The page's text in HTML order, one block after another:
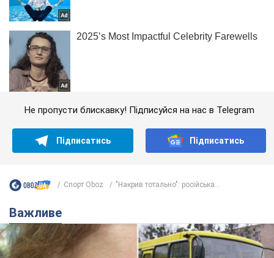
Не пропусти блискавку! Підписуйся на нас в Telegram
Підписатись Підписатись
Спорт Oboz "Накрив тотально": російська...
Важливе